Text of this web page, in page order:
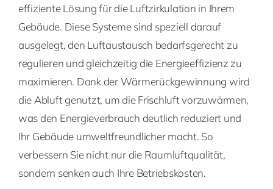
effiziente Lösung für die Luftzirkulation in Ihrem
Gebäude. Diese Systeme sind speziell darauf
ausgelegt, den Luftaustausch bedarfsgerecht zu
regulieren und gleichzeitig die Energieeffizienz zu
maximieren. Dank der Wärmerückgewinnung wird
die Abluft genutzt, um die Frischluft vorzuwärmen,
was den Energieverbrauch deutlich reduziert und
Ihr Gebäude umweltfreundlicher macht. So
verbessern Sie nicht nur die Raumluftqualität,
sondern senken auch Ihre Betriebskosten.